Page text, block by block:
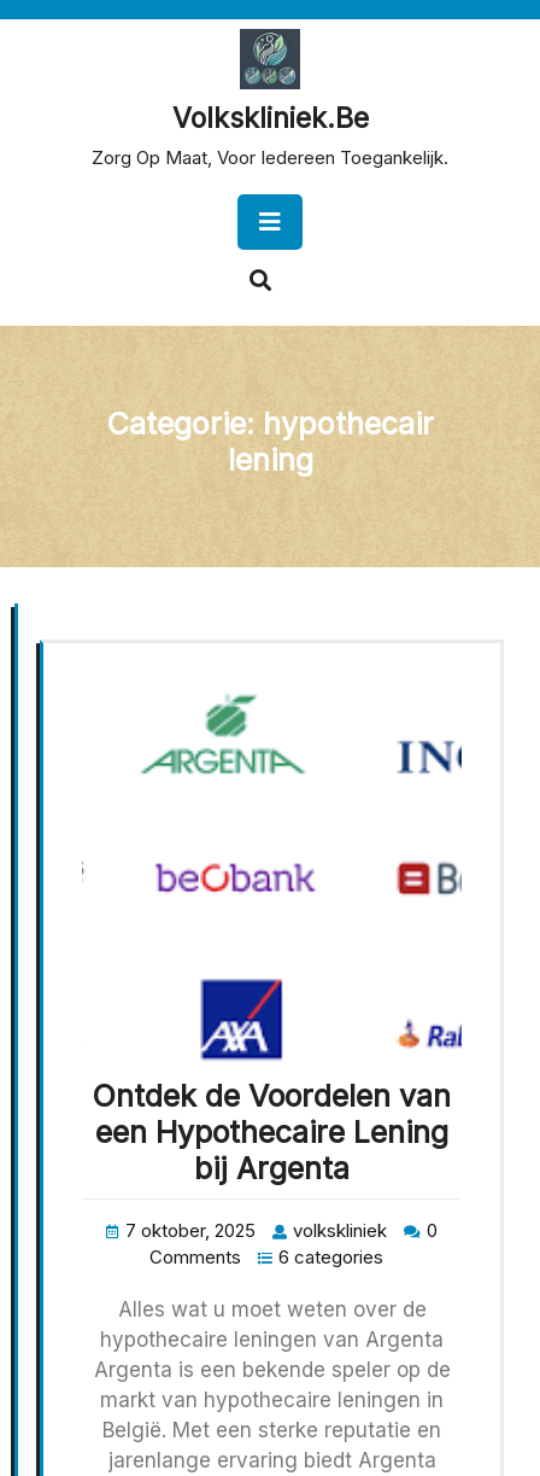
Volkskliniek.be
Zorg Op Maat, Voor Iedereen Toegankelijk.
Button
Categorie: hypothecair
lening
Ontdek de Voordelen van
een Hypothecaire Lening
bij Argenta
7 oktober, 2025 volkskliniek
0
Comments
6 categories
Alles wat u moet weten over de
hypothecaire leningen van Argenta
Argenta is een bekende speler op de
markt van hypothecaire leningen in
België. Met een sterke reputatie en
jarenlange ervaring biedt Argenta